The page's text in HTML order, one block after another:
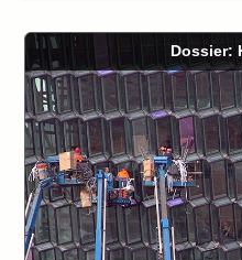
Dossier: